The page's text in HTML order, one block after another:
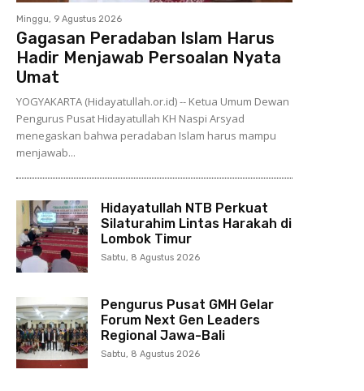
Minggu, 9 Agustus 2026
Gagasan Peradaban Islam Harus
Hadir Menjawab Persoalan Nyata
Umat
YOGYAKARTA (Hidayatullah.or.id) -- Ketua Umum Dewan
Pengurus Pusat Hidayatullah KH Naspi Arsyad
menegaskan bahwa peradaban Islam harus mampu
menjawab...
Hidayatullah NTB Perkuat
Silaturahim Lintas Harakah di
Lombok Timur
Sabtu, 8 Agustus 2026
Pengurus Pusat GMH Gelar
Forum Next Gen Leaders
Regional Jawa-Bali
Sabtu, 8 Agustus 2026